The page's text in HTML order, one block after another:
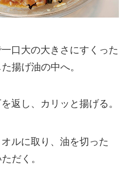
口大の大きさにすくった
揚げ油の中へ。
返し、カリッと揚げる。
ルに取り、油を切った
だく。